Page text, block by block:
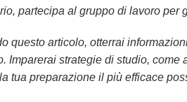
partecipa al gruppo di lavoro per
questo articolo, otterrai
Imparerai strategie di studio,
tua preparazione il più efficace